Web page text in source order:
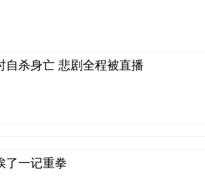
自杀身亡 悲剧全程被直播
了一记重拳